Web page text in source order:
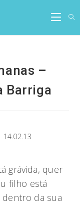
–
Barriga
14.02.13
grávida, quer
filho está
da sua